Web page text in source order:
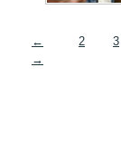
← 2 3
→